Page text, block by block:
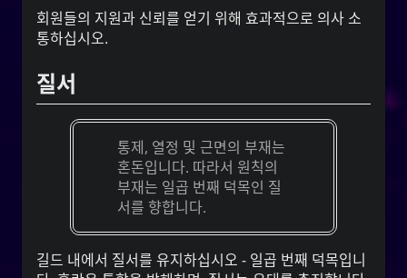
회원들의 지원과 신뢰를 얻기 위해 효과적으로 의사 소
통하십시오.
질서
통제, 열정 및 근면의 부재는
혼돈입니다. 따라서 원칙의
부재는 일곱 번째 덕목인 질
서를 향합니다.
길드 내에서 질서를 유지하십시오 - 일곱 번째 덕목입니